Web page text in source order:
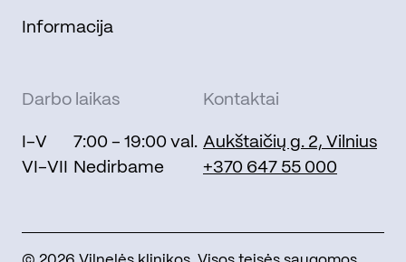
Informacija
Darbo laikas
I-V
7:00 - 19:00 val.
VI-VII
Nedirbame
Kontaktai
Aukštaičių g. 2, Vilnius
+370 647 55 000